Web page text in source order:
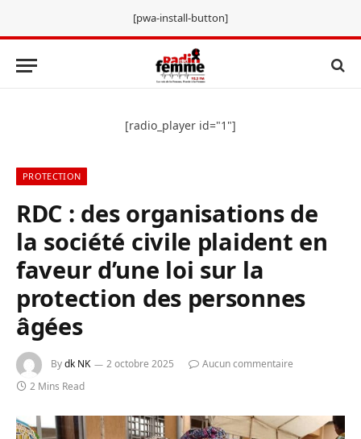
[pwa-install-button]
[radio_player id="1"]
PROTECTION
RDC : des organisations de
la société civile plaident en
faveur d’une loi sur la
protection des personnes
âgées
Bydk NK 2 octobre 2025
Aucun commentaire
2 Mins Read